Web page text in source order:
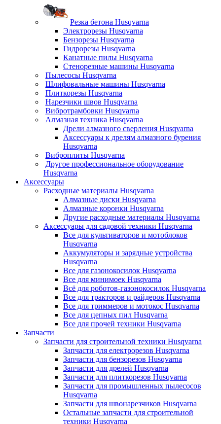
Резка бетона Husqvarna
Электрорезы Husqvarna
Бензорезы Husqvarna
Гидрорезы Husqvarna
Канатные пилы Husqvarna
Стенорезные машины Husqvarna
Пылесосы Husqvarna
Шлифовальные машины Husqvarna
Плиткорезы Husqvarna
Нарезчики швов Husqvarna
Вибротрамбовки Husqvarna
Алмазная техника Husqvarna
Дрели алмазного сверления Husqvarna
Аксессуары к дрелям алмазного бурения
Husqvarna
Виброплиты Husqvarna
Другое профессиональное оборудование
Husqvarna
Аксессуары
Расходные материалы Husqvarna
Алмазные диски Husqvarna
Алмазные коронки Husqvarna
Другие расходные материалы Husqvarna
Аксессуары для садовой техники Husqvarna
Все для культиваторов и мотоблоков
Husqvarna
Аккумуляторы и зарядные устройства
Husqvarna
Все для газонокосилок Husqvarna
Все для минимоек Husqvarna
Всё для роботов-газонокосилок Husqvarna
Все для тракторов и райдеров Husqvarna
Все для триммеров и мотокос Husqvarna
Все для цепных пил Husqvarna
Все для прочей техники Husqvarna
Запчасти
Запчасти для строительной техники Husqvarna
Запчасти для електрорезов Husqvarna
Запчасти для бензорезов Husqvarna
Запчасти для дрелей Husqvarna
Запчасти для плиткорезов Husqvarna
Запчасти для промышленных пылесосов
Husqvarna
Запчасти для швонарезчиков Husqvarna
Остальные запчасти для строительной
техники Husqvarna